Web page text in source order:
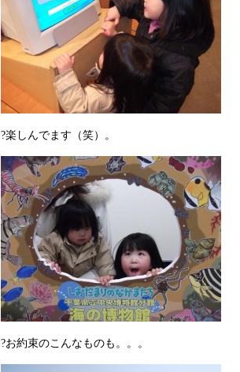
?楽しんでます（笑）。
?お約束のこんなものも。。。